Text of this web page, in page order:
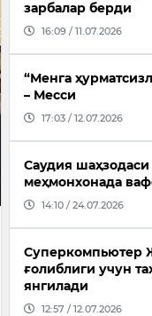
зарбалар берди
16:09 / 11.07.2026
“Менга
– Месси
17:03 / 12.07.2026
Саудия
меҳмонхонада
14:10 / 24.07.2026
Суперкомпьютер
ғолиблиги учун
янгилади
12:57 / 12.07.2026